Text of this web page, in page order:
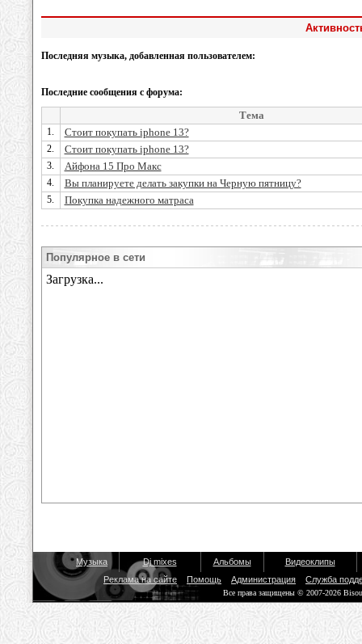
Последняя музыка, добавленная пользователем:
Последние сообщения с форума:
Тема
1. Стоит покупать iphone 13?
2. Стоит покупать iphone 13?
3. Айфона 15 Про Макс
4. Вы планируете делать закупки на Черную пятницу?
5. Покупка надежного матраса
Популярное в сети
Музыка Dj mixes Альбомы
Видеоклипы
Реклама на сайте
Помощь Администрация Служба
Все права защищены © 2007-2026